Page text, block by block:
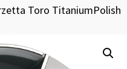
Toro TitaniumPolish